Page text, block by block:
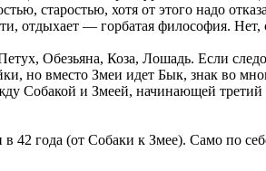
старостью, хотя от этого надо
отдыхает — горбатая философия.
Обезьяна, Коза, Лошадь. Если
но вместо Змеи идет Бык, знак во
Собакой и Змеей, начинающей
года (от Собаки к Змее). Само по